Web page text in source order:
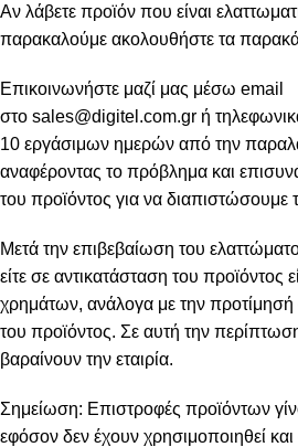
Αν λάβετε προϊόν που είναι
παρακαλούμε ακολουθήστε τα
Επικοινωνήστε μαζί μας μέσω email
στο sales@digitel.com.gr ή
10 εργάσιμων ημερών από την
αναφέροντας το πρόβλημα και
του προϊόντος για να διαπιστώσουμε
Μετά την επιβεβαίωση του
είτε σε αντικατάσταση του προϊόντος
χρημάτων, ανάλογα με την προτίμησή
του προϊόντος. Σε αυτή την
βαραίνουν την εταιρία.
Σημείωση: Επιστροφές προϊόντων
εφόσον δεν έχουν χρησιμοποιηθεί